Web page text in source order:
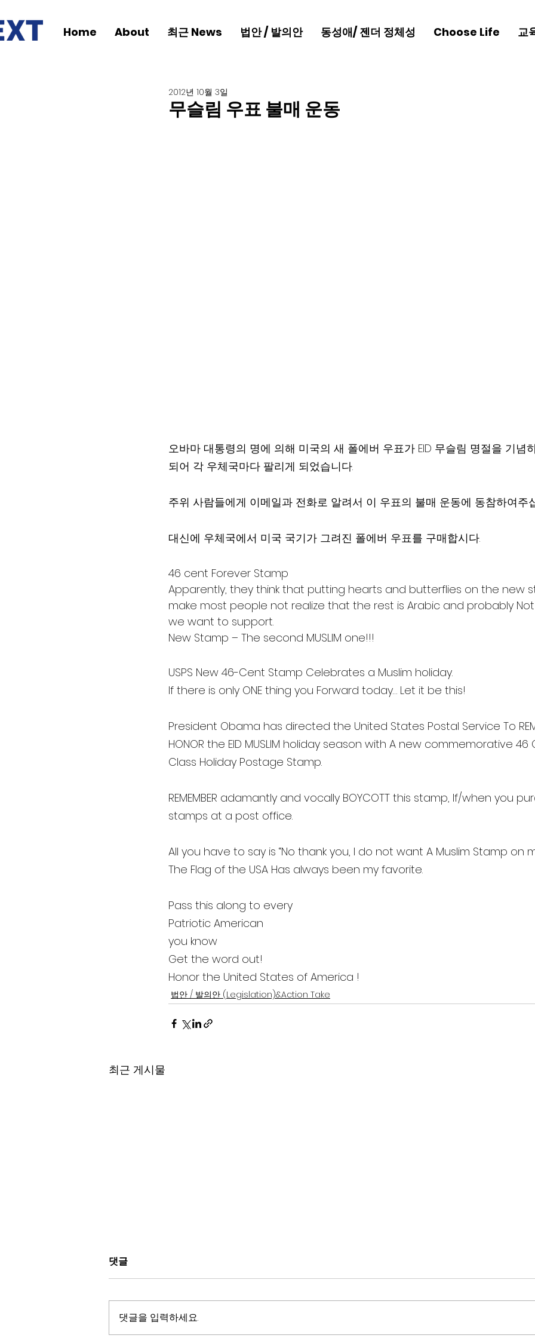
Home About 최근 News 법안 / 발의안 동성애/ 젠더 정체성 Choose Life 교
무슬림 우표 불매 운동
2012년 10월 3일
오바마 대통령의 명에 의해 미국의 새 폴에버 우표가 EID 무슬림 명절을 기념
되어 각 우체국마다 팔리게 되었습니다.
주위 사람들에게 이메일과 전화로 알려서 이 우표의 불매 운동에 동참하여주
대신에 우체국에서 미국 국기가 그려진 폴에버 우표를 구매합시다.
46 cent Forever Stamp
Apparently, they think that putting hearts and butterflies on the new
make most people not realize that the rest is Arabic and probably
we want to support.
New Stamp – The second MUSLIM one!!!
USPS New 46-Cent Stamp Celebrates a Muslim holiday.
If there is only ONE thing you Forward today… Let it be this!
President Obama has directed the United States Postal Service To
HONOR the EID MUSLIM holiday season with A new commemorative 46
Class Holiday Postage Stamp.
REMEMBER adamantly and vocally BOYCOTT this stamp, If/when you
stamps at a post office.
All you have to say is “No thank you, I do not want A Muslim Stamp on
The Flag of the USA Has always been my favorite.
Pass this along to every
Patriotic American
you know
Get the word out!
Honor the United States of America !
법안 / 발의안 (Legislation)&Action Take
최근 게시물
댓글
댓글을 입력하세요.